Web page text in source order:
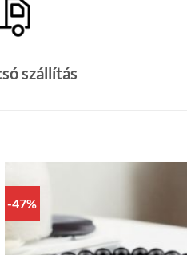
szállítás
-47%